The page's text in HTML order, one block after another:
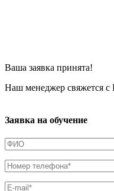
Ваша заявка принята!
Наш менеджер свяжется
Заявка на обучение